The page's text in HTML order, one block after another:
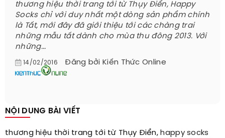
thương hiệu thời trang tới từ Thụy Điển, Happy
Socks chỉ với duy nhất một dòng sản phẩm chính
là Tất, mới đây đã giới thiệu tới các chàng trai
những mẫu tất dành cho mùa thu đông 2013. Với
những...
14/02/2016 Đăng bởi Kiến Thức Online
NỘI DUNG BÀI VIẾT
thương hiệu thời trang tới từ Thụy Điển,happy socks